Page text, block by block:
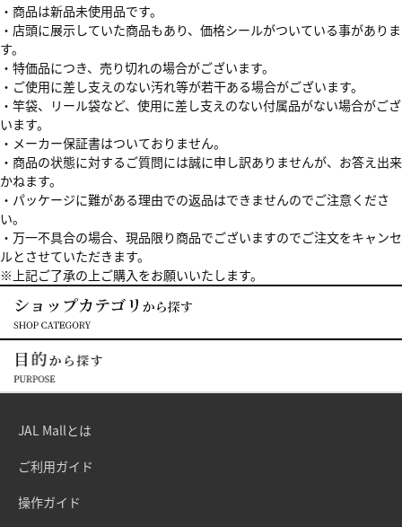
・商品は新品未使用品です。
・店頭に展示していた商品もあり、価格シールがついている事がありま
す。
・特価品につき、売り切れの場合がございます。
・ご使用に差し支えのない汚れ等が若干ある場合がございます。
・竿袋、リール袋など、使用に差し支えのない付属品がない場合がござ
います。
・メーカー保証書はついておりません。
・商品の状態に対するご質問には誠に申し訳ありませんが、お答え出来
かねます。
・パッケージに難がある理由での返品はできませんのでご注意くださ
い。
・万一不具合の場合、現品限り商品でございますのでご注文をキャンセ
ルとさせていただきます。
※上記ご了承の上ご購入をお願いいたします。
JAL Mallとは
ご利用ガイド
操作ガイド